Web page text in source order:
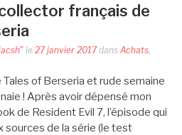
français de
le 27 janvier 2017dans Achats
Tales of Berseria et rude semaine
! Après avoir dépensé mon
de Resident Evil 7, l’épisode qui
sources de la série (le test